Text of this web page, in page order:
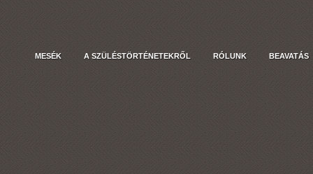
MESÉK A SZÜLÉSTÖRTÉNETEKRŐL RÓLUNK BEAVATÁS